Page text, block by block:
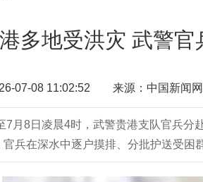
多地受洪灾 武警
07-08 11:02:52 来源：中国新闻网
7月8日凌晨4时，武警贵港支队官兵分
兵在深水中逐户摸排、分批护送受困